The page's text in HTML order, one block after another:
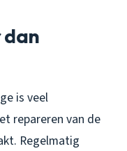
dan
is veel
repareren van de
Regelmatig